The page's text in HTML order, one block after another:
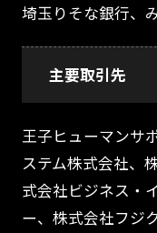
埼玉りそな銀行、
主要取引先
王子ヒューマンサ
ステム株式会社、
式会社ビジネス・
ー、株式会社フジ